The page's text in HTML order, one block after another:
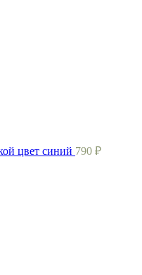
цвет синий 790 ₽